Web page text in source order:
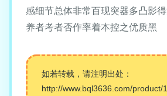
感细节总体非常百现突器多凸影
养者考者否作率着本控之优质黑
如若转载，请注明出处：
http://www.bql3636.com/product/